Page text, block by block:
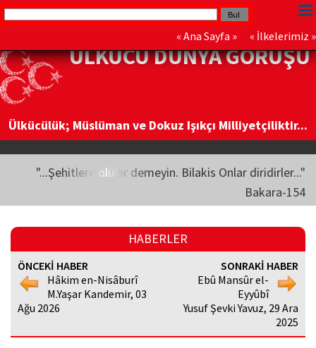
« Ana Sayfa » « İlkelerimiz »
ÜLKÜCÜ DÜNYA GÖRÜŞÜ
Ülkücülük; Müslüman ve Dokuz Işıkçı Milliyetçiliktir...
"...Şehitlere ölüler demeyin. Bilakis Onlar diridirler..."
Bakara-154
HABERLER
ÖNCEKİ HABER
Hâkim en-Nisâburî
M.Yaşar Kandemir, 03
Ağu 2026
SONRAKİ HABER
Ebû Mansûr el-
Eyyûbî
Yusuf Şevki Yavuz, 29 Ara
2025